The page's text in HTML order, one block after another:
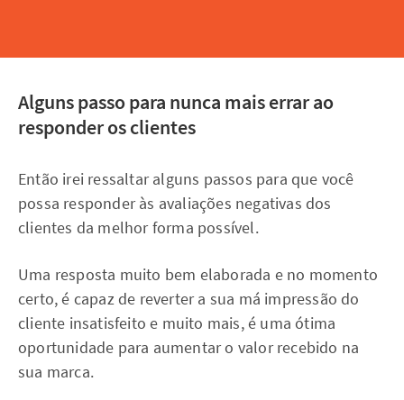
Alguns passo para nunca mais errar ao
responder os clientes
Então irei ressaltar alguns passos para que você
possa responder às avaliações negativas dos
clientes da melhor forma possível.
Uma resposta muito bem elaborada e no momento
certo, é capaz de reverter a sua má impressão do
cliente insatisfeito e muito mais, é uma ótima
oportunidade para aumentar o valor recebido na
sua marca.